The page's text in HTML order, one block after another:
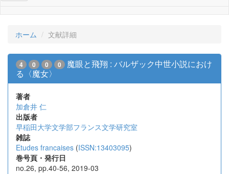
ホーム 文献詳細
4 0 0 0
魔眼と飛翔 : バルザック中世小説におけ
る〈魔女〉
著者
加倉井 仁
出版者
早稲田大学文学部フランス文学研究室
雑誌
Etudes francaises (ISSN:13403095)
巻号頁・発行日
no.26, pp.40-56, 2019-03